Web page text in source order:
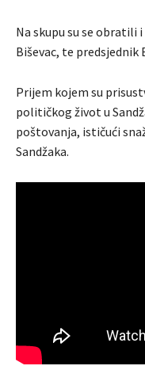
Na skupu su se obratili
Biševac, te predsjednik
Prijem kojem su
političkog život u
poštovanja, ističući
Sandžaka.